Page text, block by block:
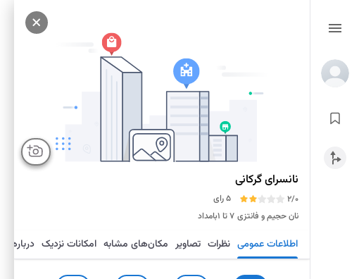
نانسرای گرکانی
2/0
5 رای
نان حجیم و فانتزی ۷ تا ۱بامداد
اطلاعات عمومی نظرات تصاویر مکان‌های مشابه امکانات نزدیک درباره